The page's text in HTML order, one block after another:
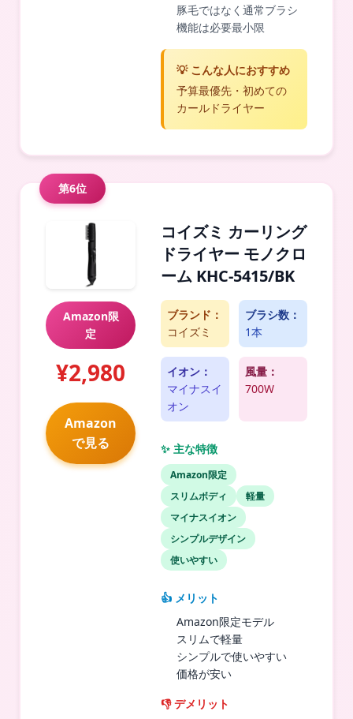
豚毛ではなく通常ブラシ
機能は必要最小限
💡 こんな人におすすめ
予算最優先・初めての
カールドライヤー
第6位
Amazon限
定
¥2,980
Amazon
で見る
コイズミ カーリング
ドライヤー モノクロ
ーム KHC-5415/BK
ブランド：
コイズミ
ブラシ数：
1本
イオン：
マイナスイ
オン
風量：
700W
✨ 主な特徴
Amazon限定
スリムボディ
軽量
マイナスイオン
シンプルデザイン
使いやすい
👍 メリット
Amazon限定モデル
スリムで軽量
シンプルで使いやすい
価格が安い
👎 デメリット